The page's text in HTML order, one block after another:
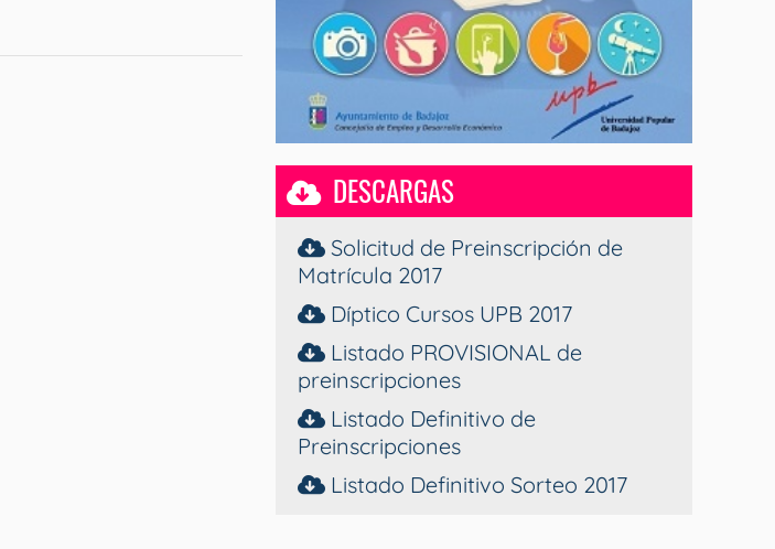
DESCARGAS
Solicitud de Preinscripción de
Matrícula 2017
Díptico Cursos UPB 2017
Listado PROVISIONAL de
preinscripciones
Listado Definitivo de
Preinscripciones
Listado Definitivo Sorteo 2017